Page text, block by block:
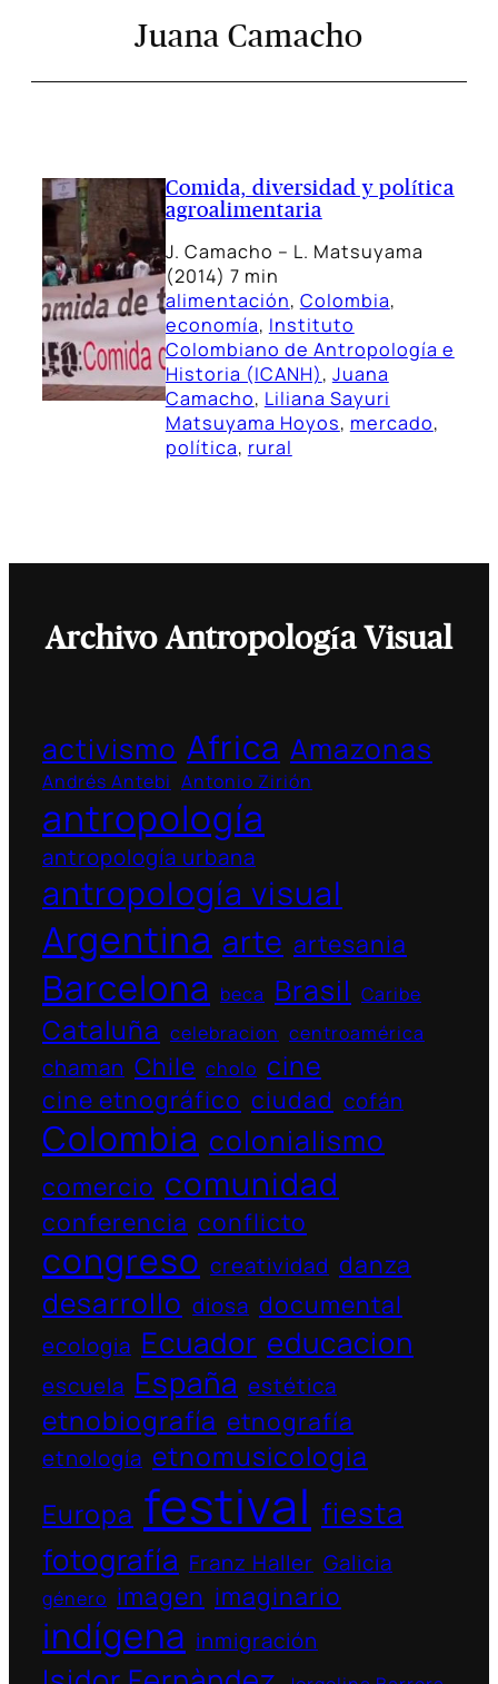
Juana Camacho
Comida, diversidad y política
agroalimentaria
J. Camacho – L. Matsuyama
(2014) 7 min
alimentación, Colombia
economía, Instituto
Colombiano de Antropología e
Historia (ICANH), Juana
Camacho, Liliana Sayuri
Matsuyama Hoyos, mercado
política, rural
Archivo Antropología Visual
activismo Africa Amazonas
Andrés Antebi Antonio Zirión
antropología
antropología urbana
antropología visual
Argentina arte artesania
Barcelona beca Brasil Caribe
Cataluña celebracion centroamérica
chaman Chile cholo cine
cine etnográfico ciudad cofán
Colombia colonialismo
comercio comunidad
conferencia conflicto
congreso creatividad danza
desarrollo diosa documental
ecologia Ecuador educacion
escuela España estética
etnobiografía etnografía
etnología etnomusicologia
Europa festival fiesta
fotografía Franz Haller Galicia
género imagen imaginario
indígena inmigración